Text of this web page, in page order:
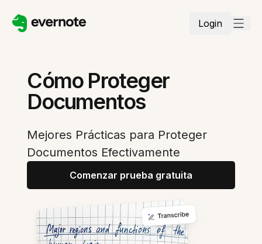
Login
Cómo Proteger
Documentos
Mejores Prácticas para Proteger
Documentos Efectivamente
Comenzar prueba gratuita